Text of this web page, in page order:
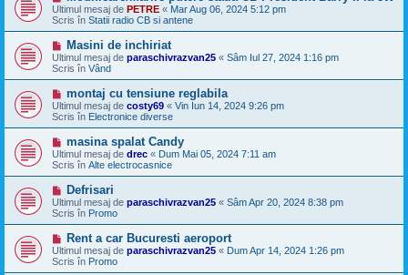
o
u
e
s
a
n
o
u
Ultimul mesaj de PETRE « Mar Aug 06, 2024 5:12 pm
Scris în Statii radio CB si antene
M
e
s
a
n
o
u
Masini de inchiriat
Ultimul mesaj de paraschivrazvan25 « Sâm Iul 27, 2024 1:16 pm
Scris în Vând
M
e
s
a
n
o
u
montaj cu tensiune reglabila
Ultimul mesaj de costy69 « Vin Iun 14, 2024 9:26 pm
Scris în Electronice diverse
M
e
s
a
n
o
u
masina spalat Candy
Ultimul mesaj de drec « Dum Mai 05, 2024 7:11 am
Scris în Alte electrocasnice
M
e
s
a
n
o
u
Defrisari
Ultimul mesaj de paraschivrazvan25 « Sâm Apr 20, 2024 8:38 pm
Scris în Promo
M
e
s
a
Rent a car Bucuresti aeroport
Ultimul mesaj de paraschivrazvan25 « Dum Apr 14, 2024 1:26 pm
Scris în Promo